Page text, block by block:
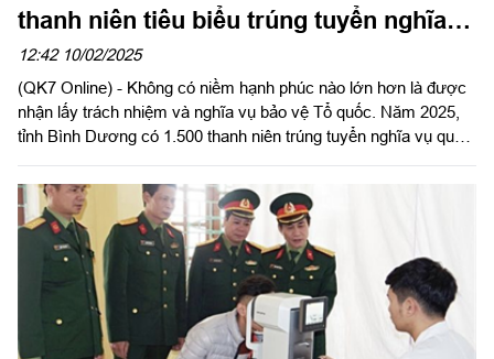
thanh niên tiêu biểu trúng tuyển nghĩa
vụ quân sự 2025
12:42 10/02/2025
(QK7 Online) - Không có niềm hạnh phúc nào lớn hơn là được
nhận lấy trách nhiệm và nghĩa vụ bảo vệ Tổ quốc. Năm 2025,
tỉnh Bình Dương có 1.500 thanh niên trúng tuyển nghĩa vụ quân
trẻ ưu tú đã tham gia buổi gặp mặt, được biểu dương trước khi
lên đường thực hiện nghĩa vụ.